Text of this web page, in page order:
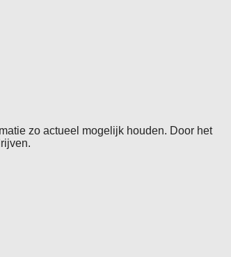
zo actueel mogelijk houden. Door het